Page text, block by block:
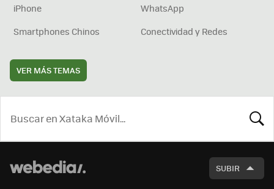
iPhone
WhatsApp
Smartphones Chinos
Conectividad y Redes
VER MÁS TEMAS
SUBIR